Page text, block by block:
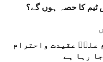
ٹیم کا حصہ ہوں گے؟
علیؑ عقیدت واحترام
رہا ہے